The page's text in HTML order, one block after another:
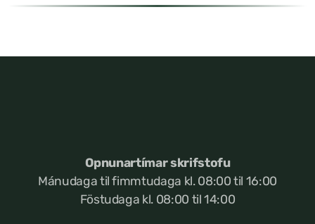
Opnunartímar skrifstofu
Mánudaga til fimmtudaga kl. 08:00 til 16:00
Föstudaga kl. 08:00 til 14:00